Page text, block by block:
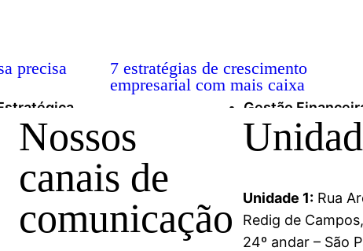
precisa
Gestão
7 estratégias de crescimento
empresarial com mais caixa
Nossos
canais de
comunicação
Unidade 1: Rua
Redig de
24º andar – São